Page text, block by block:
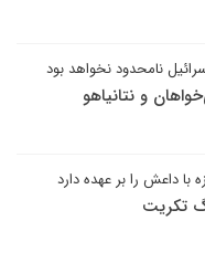
نامحدود نخواهد بود
و نتانیاهو
با داعش را بر عهده دارد
تکریت